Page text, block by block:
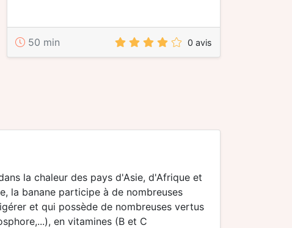
50 min 0 avis
la chaleur des pays d'Asie, d'Afrique et
la banane participe à de nombreuses
et qui possède de nombreuses vertus
en vitamines (B et C